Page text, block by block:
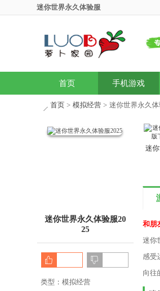
迷你世界永久体验服
首页 手机游戏
首页 > 模拟经营 > 迷你世界永久体
迷你世界永久体验服20
25
类型：模拟经营
迷
和朋
迷你
感受
向往